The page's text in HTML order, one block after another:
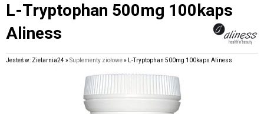
L-Tryptophan 500mg 100kaps
Aliness
Jesteś w: Zielarnia24 »Suplementy ziołowe» L-Tryptophan 500mg 100kaps Aliness